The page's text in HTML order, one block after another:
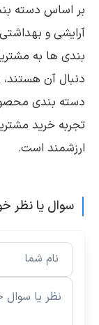
بر اساس دسته
آرایشی و
بندی ها به
دنبال آن هستند،
دسته بندی
تجربه خرید
ارزشمند است.
سوال یا نظر